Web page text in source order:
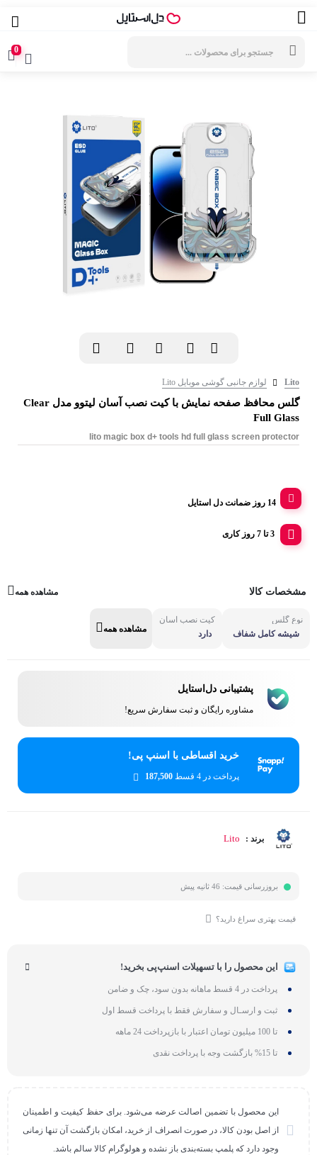
0
Lito لوازم جانبی گوشی موبایل Lito
گلس محافظ صفحه نمایش با کیت نصب آسان لیتوو مدل Clear
Full Glass
lito magic box d+ tools hd full glass screen protector
14 روز ضمانت دل استایل
3 تا 7 روز کاری
مشخصات کالا مشاهده همه
نوع گلس
شیشه کامل شفاف
کیت نصب آسان
دارد
مشاهده همه
پشتیبانی دل‌استایل
مشاوره رایگان و ثبت سفارش سریع!
خرید اقساطی با اسنپ پی!
پرداخت در 4 قسط 187,500
برند : Lito
بروزرسانی قیمت: 46 ثانیه پیش
قیمت بهتری سراغ دارید؟
این محصول را با تسهیلات اسنپ‌پی بخرید!
پرداخت در 4 قسط ماهانه بدون سود، چک و ضامن
ثبت و ارسـال و سفارش فقط با پرداخت قسط اول
تا 100 میلیون تومان اعتبار با بازپرداخت 24 ماهه
تا 15% بازگشت وجه با پرداخت نقدی
این محصول با تضمین اصالت عرضه می‌شود. برای حفظ کیفیت و اطمینان
از اصل بودن کالا، در صورت انصراف از خرید، امکان بازگشت آن تنها زمانی
وجود دارد که پلمپ بسته‌بندی باز نشده و هولوگرام کالا سالم باشد.